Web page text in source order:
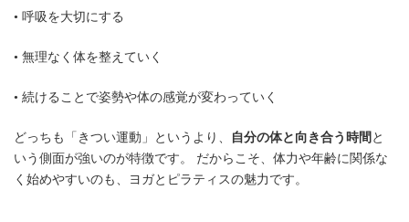
• 呼吸を大切にする
• 無理なく体を整えていく
• 続けることで姿勢や体の感覚が変わっていく
どっちも「きつい運動」というより、 自分の体と向き合う時間 と
いう側面が強いのが特徴です。 だからこそ、体力や年齢に関係な
く始めやすいのも、ヨガとピラティスの魅力です。